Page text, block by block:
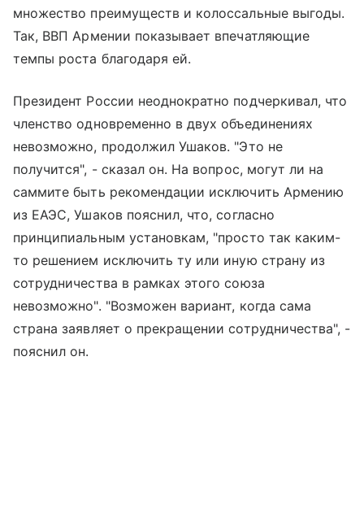
множество преимуществ и колоссальные выгоды.
Так, ВВП Армении показывает впечатляющие
темпы роста благодаря ей.
Президент России неоднократно подчеркивал, что
членство одновременно в двух объединениях
невозможно, продолжил Ушаков. "Это не
получится", - сказал он. На вопрос, могут ли на
саммите быть рекомендации исключить Армению
из ЕАЭС, Ушаков пояснил, что, согласно
принципиальным установкам, "просто так каким-
то решением исключить ту или иную страну из
сотрудничества в рамках этого союза
невозможно". "Возможен вариант, когда сама
страна заявляет о прекращении сотрудничества", -
пояснил он.